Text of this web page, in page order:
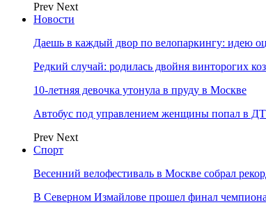
Prev Next
Новости
Даешь в каждый двор по велопаркингу: идею
Редкий случай: родилась двойня винторогих
10-летняя девочка утонула в пруду в Москве
Автобус под управлением женщины попал в
Prev Next
Спорт
Весенний велофестиваль в Москве собрал
В Северном Измайлове прошел финал